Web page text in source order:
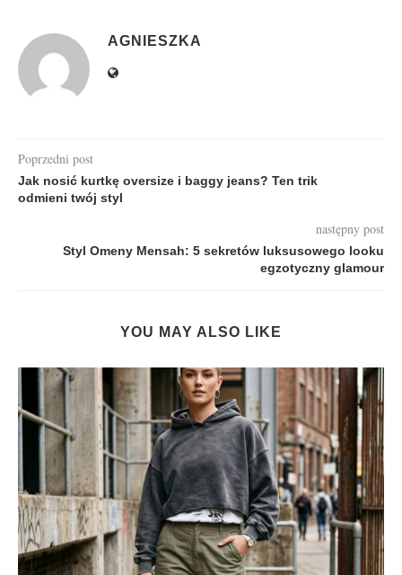
AGNIESZKA
Poprzedni post
Jak nosić kurtkę oversize i baggy jeans? Ten trik
odmieni twój styl
następny post
Styl Omeny Mensah: 5 sekretów luksusowego looku
egzotyczny glamour
YOU MAY ALSO LIKE